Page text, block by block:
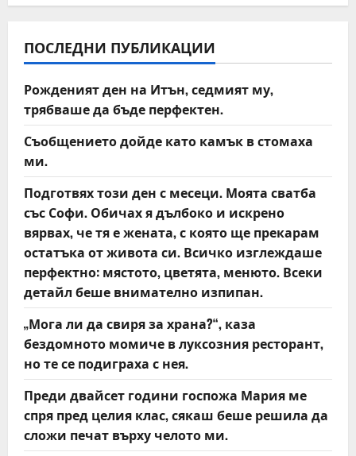
v
i
g
a
t
i
o
n
ПОСЛЕДНИ ПУБЛИКАЦИИ
Рожденият ден на Итън, седмият му,
трябваше да бъде перфектен.
Съобщението дойде като камък в стомаха
ми.
Подготвях този ден с месеци. Моята сватба
със Софи. Обичах я дълбоко и искрено
вярвах, че тя е жената, с която ще прекарам
остатъка от живота си. Всичко изглеждаше
перфектно: мястото, цветята, менюто. Всеки
детайл беше внимателно изпипан.
„Мога ли да свиря за храна?“, каза
бездомното момиче в луксозния ресторант,
но те се подиграха с нея.
Преди двайсет години госпожа Мария ме
спря пред целия клас, сякаш беше решила да
сложи печат върху челото ми.